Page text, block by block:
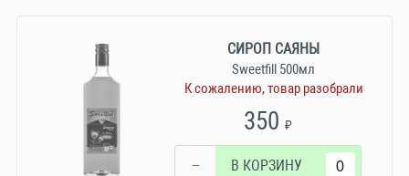
СИРОП САЯНЫ
Sweetfill 500мл
К сожалению, товар разобрали
350₽
− В КОРЗИНУ